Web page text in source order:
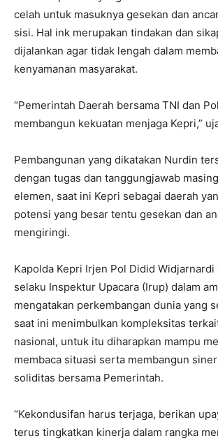
celah untuk masuknya gesekan dan
sisi. Hal ink merupakan tindakan dan
dijalankan agar tidak lengah dalam
kenyamanan masyarakat.
“Pemerintah Daerah bersama TNI dan
membangun kekuatan menjaga Kepri,”
Pembangunan yang dikatakan Nurdin
dengan tugas dan tanggungjawab
elemen, saat ini Kepri sebagai daerah
potensi yang besar tentu gesekan dan
mengiringi.
Kapolda Kepri Irjen Pol Didid
selaku Inspektur Upacara (Irup) dalam
mengatakan perkembangan dunia yang
saat ini menimbulkan kompleksitas
nasional, untuk itu diharapkan mampu
membaca situasi serta membangun
soliditas bersama Pemerintah.
“Kekondusifan harus terjaga, berikan
terus tingkatkan kinerja dalam rangka